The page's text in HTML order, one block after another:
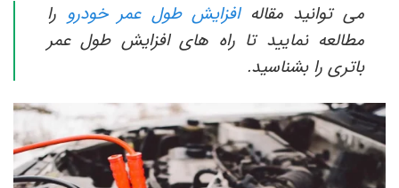
می توانید مقالهافزایش طول عمر خودرو را
مطالعه نمایید تا راه های افزایش طول عمر
باتری را بشناسید.